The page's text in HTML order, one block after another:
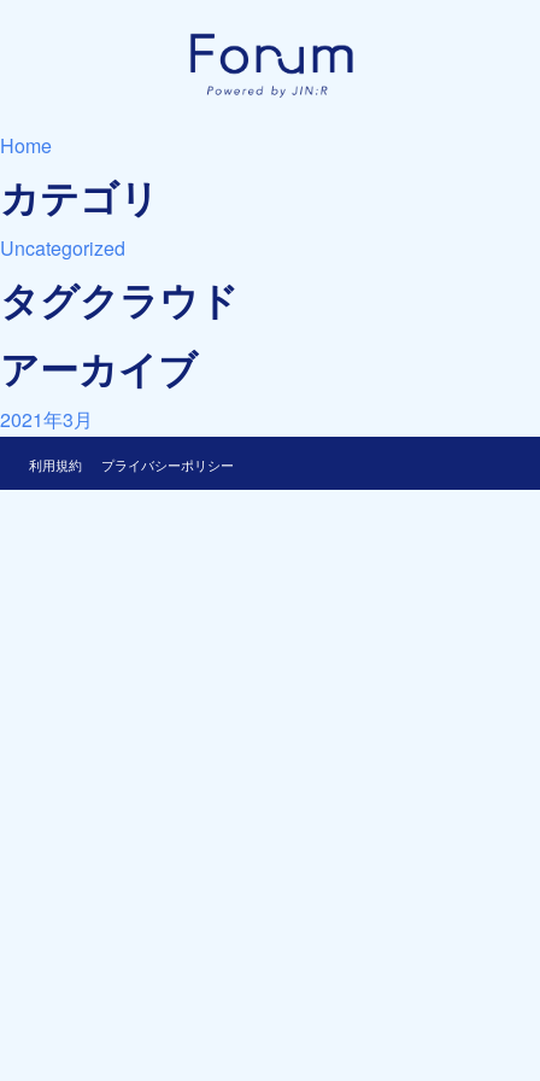
Home
カテゴリ
Uncategorized
タグクラウド
アーカイブ
2021年3月
利用規約 プライバシーポリシー